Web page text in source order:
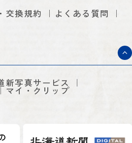
交換規約 よくある質問
新写真サービス
マイ・クリップ